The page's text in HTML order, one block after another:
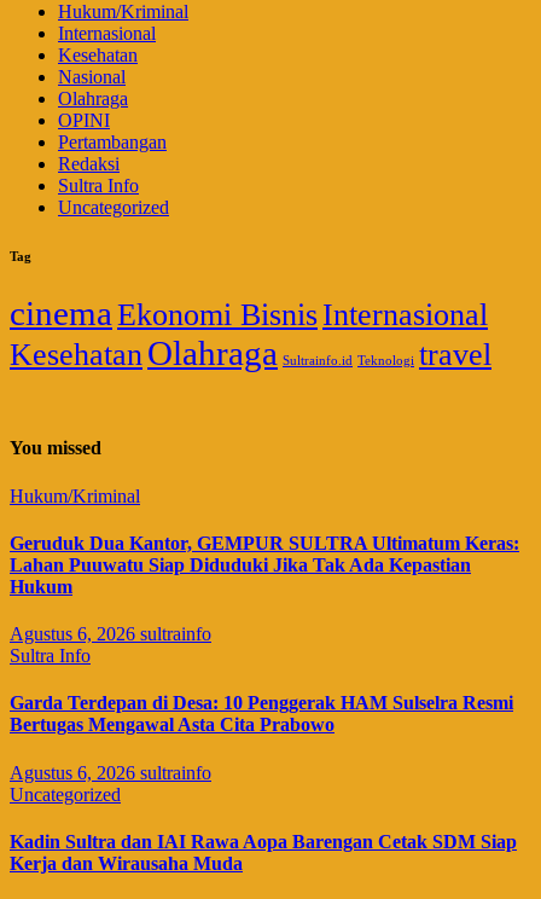
Hukum/Kriminal
Internasional
Kesehatan
Nasional
Olahraga
OPINI
Pertambangan
Redaksi
Sultra Info
Uncategorized
Tag
cinema Ekonomi BisnisInternasional
KesehatanOlahraga Sultrainfo.id Teknologi travel
You missed
Hukum/Kriminal
Geruduk Dua Kantor, GEMPUR SULTRA Ultimatum Keras:
Lahan Puuwatu Siap Diduduki Jika Tak Ada Kepastian
Hukum
Agustus 6, 2026 sultrainfo
Sultra Info
Garda Terdepan di Desa: 10 Penggerak HAM Sulselra Resmi
Bertugas Mengawal Asta Cita Prabowo
Agustus 6, 2026 sultrainfo
Uncategorized
Kadin Sultra dan IAI Rawa Aopa Barengan Cetak SDM Siap
Kerja dan Wirausaha Muda